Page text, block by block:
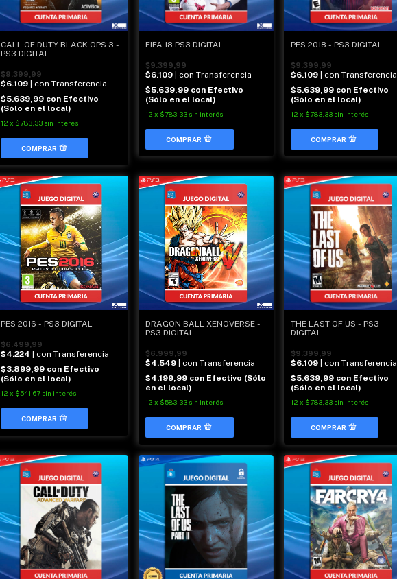
CALL OF DUTY BLACK OPS 3 -
PS3 DIGITAL
$9.399,99
$6.109 | con Transferencia
$5.639,99 con Efectivo
(Sólo en el local)
12 x $783,33 sin interés
FIFA 18 PS3 DIGITAL
$9.399,99
$6.109 | con Transferencia
$5.639,99 con Efectivo
(Sólo en el local)
12 x $783,33 sin interés
PES 2018 - PS3 DIGITAL
$9.399,99
$6.109 | con Transferencia
$5.639,99 con Efectivo
(Sólo en el local)
12 x $783,33 sin interés
PES 2016 - PS3 DIGITAL
$6.499,99
$4.224
| con Transferencia
$3.899,99 con Efectivo
(Sólo en el local)
12 x $541,67 sin interés
DRAGON BALL XENOVERSE -
PS3 DIGITAL
$6.999,99
$4.549
| con Transferencia
$4.199,99 con Efectivo (Sólo
en el local)
12 x $583,33 sin interés
THE LAST OF US - PS3
DIGITAL
$9.399,99
$6.109
| con Transferencia
$5.639,99 con Efectivo
(Sólo en el local)
12 x $783,33 sin interés